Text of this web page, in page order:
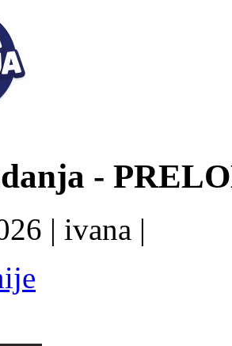
-
| ivana |